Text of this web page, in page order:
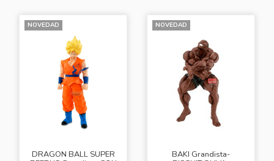
NOVEDAD
DRAGON BALL SUPER
NOVEDAD
BAKI Grandista-